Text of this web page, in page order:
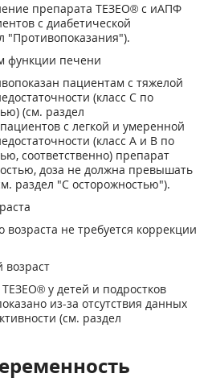
препарата ТЕЗЕО® с иАПФ
с диабетической
"Противопоказания").
функции печени
пациентам с тяжелой
(класс С по
(см. раздел
с легкой и умеренной
(класс А и В по
соответственно) препарат
доза не должна превышать
раздел "С осторожностью").
не требуется коррекции
возраст
у детей и подростков
из-за отсутствия данных
(см. раздел